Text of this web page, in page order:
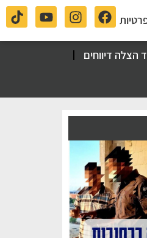
הצלה דיווחים